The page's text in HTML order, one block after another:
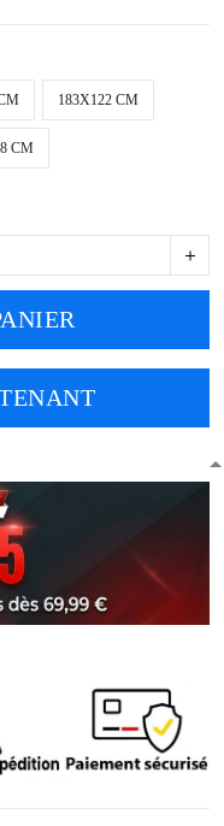
183X122 CM
CM